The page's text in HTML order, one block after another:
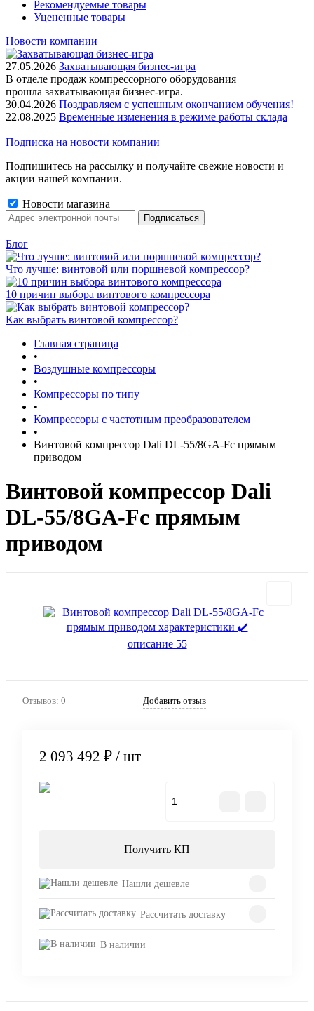
Рекомендуемые товары
Уцененные товары
Новости компании
27.05.2026 Захватывающая бизнес-игра
В отделе продаж компрессорного оборудования
прошла захватывающая бизнес-игра.
30.04.2026 Поздравляем с успешным окончанием обучения!
22.08.2025 Временные изменения в режиме работы склада
Подписка на новости компании
Подпишитесь на рассылку и получайте свежие новости и
акции нашей компании.
Новости магазина
Блог
Что лучше: винтовой или поршневой компрессор?
10 причин выбора винтового компрессора
Как выбрать винтовой компрессор?
Главная страница
•
Воздушные компрессоры
•
Компрессоры по типу
•
Компрессоры с частотным преобразователем
•
Винтовой компрессор Dali DL-55/8GA-Fс прямым
приводом
Винтовой компрессор Dali
DL-55/8GA-Fс прямым
приводом
Отзывов: 0 Добавить отзыв
2 093 492 ₽ / шт
Получить КП
Нашли дешевле
Рассчитать доставку
В наличии